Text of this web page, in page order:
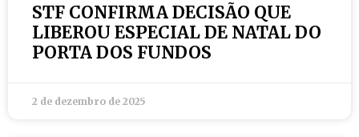
STF CONFIRMA DECISÃO QUE
LIBEROU ESPECIAL DE NATAL DO
PORTA DOS FUNDOS
2 de dezembro de 2025